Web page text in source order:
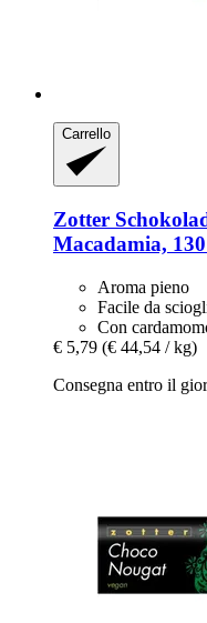
Carrello
Zotter
Macadamia,
Aroma pieno
Facile da
Con
€ 5,79 (€ 44,54 / kg)
Consegna entro il